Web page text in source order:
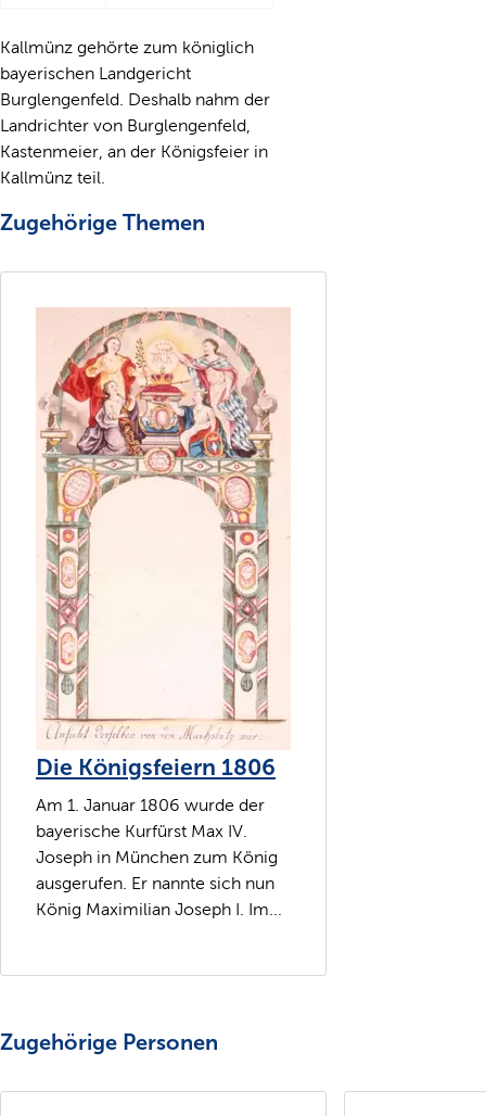
Kallmünz gehörte zum königlich
bayerischen Landgericht
Burglengenfeld. Deshalb nahm der
Landrichter von Burglengenfeld,
Kastenmeier, an der Königsfeier in
Kallmünz teil.
Zugehörige Themen
Die Königsfeiern 1806
Am 1. Januar 1806 wurde der
bayerische Kurfürst Max IV.
Joseph in München zum König
ausgerufen. Er nannte sich nun
König Maximilian Joseph I. Im...
Zugehörige Personen